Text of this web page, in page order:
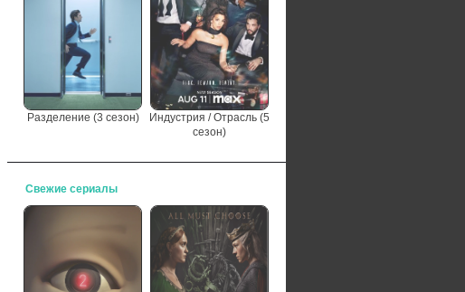
Разделение (3 сезон)
Индустрия / Отрасль (5
сезон)
Свежие сериалы